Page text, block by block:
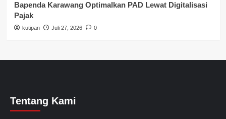
Bapenda Karawang Optimalkan PAD Lewat Digitalisasi
Pajak
kutipan Juli 27, 2026 0
Tentang Kami